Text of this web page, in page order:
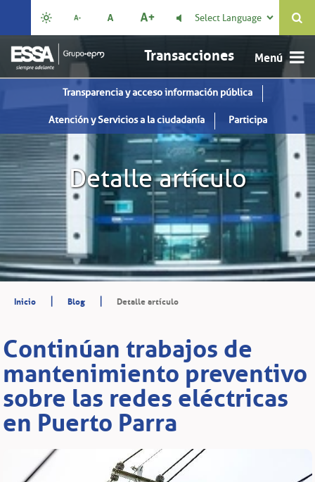
Select Language 
Transacciones
Transparencia y acceso información pública
Atención y Servicios a la ciudadanía Participa
Detalle artículo
Inicio | Blog | Detalle artículo
Continúan trabajos de
mantenimiento preventivo
sobre las redes eléctricas
en Puerto Parra